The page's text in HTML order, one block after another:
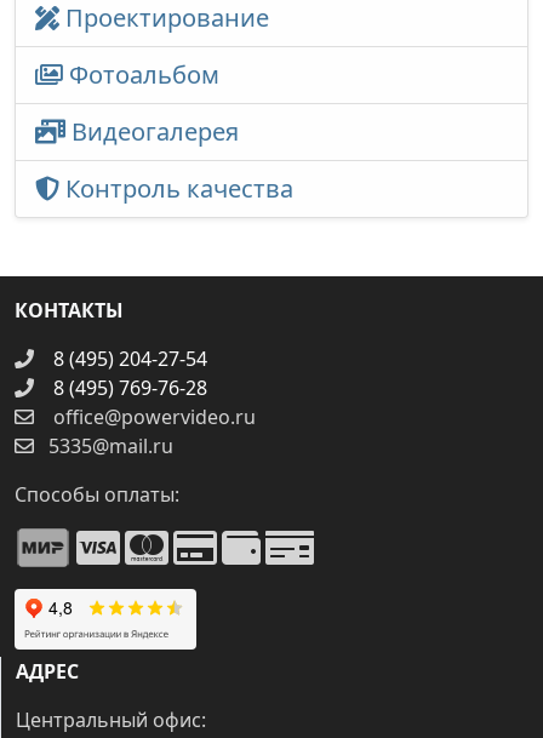
Проектирование
Фотоальбом
Видеогалерея
Контроль качества
КОНТАКТЫ
8 (495) 204-27-54
8 (495) 769-76-28
office@powervideo.ru
5335@mail.ru
Способы оплаты:
АДРЕС
Центральный офис: